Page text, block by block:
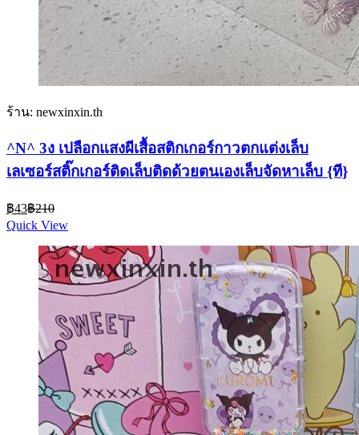
ร้าน: newxinxin.th
^N^ 3ง เปลือกแสงผีเสื้อสติกเกอร์กาวตกแต่งเล็บ
เลเซอร์สติ๊กเกอร์ติดเล็บติดด้วยตนเองเล็บจัดหาเล็บ {ที}
฿43Current
price
is:
฿43.
฿210Original
was:
฿210.
Quick View